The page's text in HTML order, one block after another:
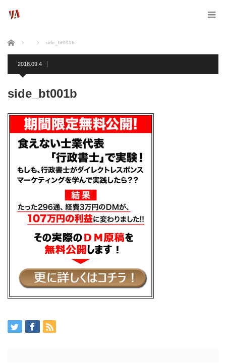
ホーム side_bt001b
2018.09.4
side_bt001b